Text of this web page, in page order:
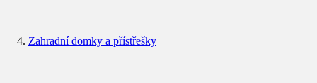
Zahradní domky a přístřešky